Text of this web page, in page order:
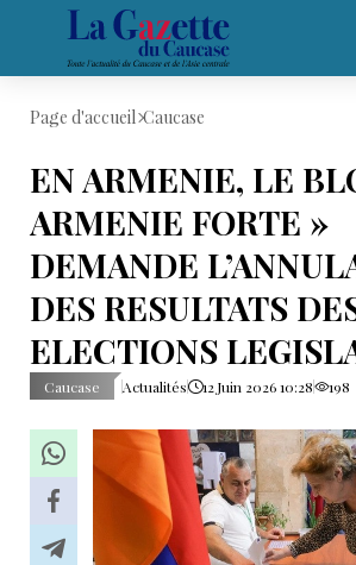
Page d'accueil Caucase
EN ARMENIE, LE
ARMENIE FORTE »
DEMANDE
DES RESULTATS
ELECTIONS
Caucase Actualités 12 Juin 2026 10:28 198